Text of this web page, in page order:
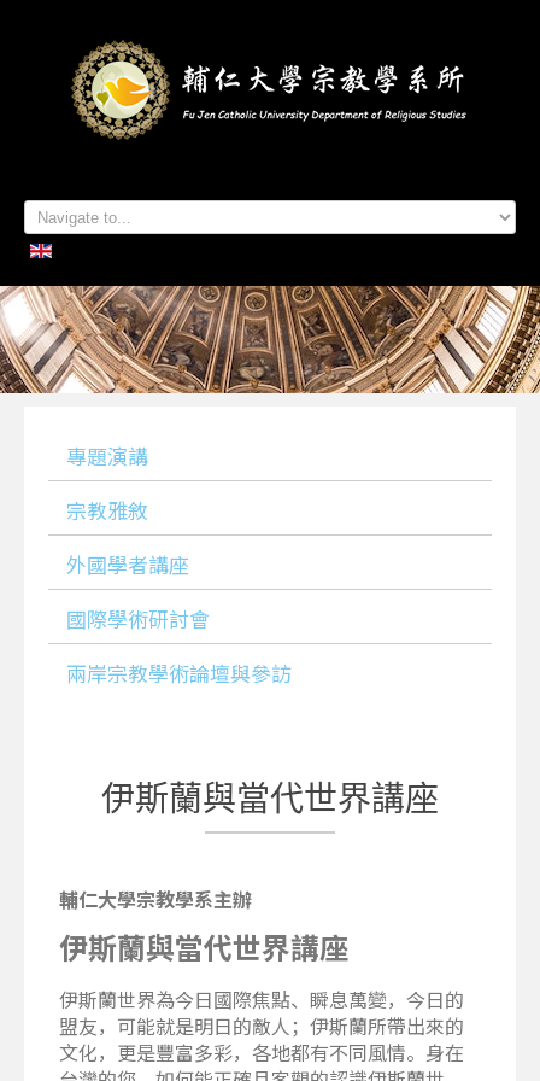
首頁
系所簡介
本系成員
學生專區
招生資訊
各項活動
研究及出版
系所友專區
聯絡我們
專題演講
宗教雅敘
外國學者講座
國際學術研討會
兩岸宗教學術論壇與參訪
伊斯蘭與當代世界講座
輔仁大學宗教學系主辦
伊斯蘭與當代世界講座
伊斯蘭世界為今日國際焦點、瞬息萬變，今日的
盟友，可能就是明日的敵人；伊斯蘭所帶出來的
文化，更是豐富多彩，各地都有不同風情。身在